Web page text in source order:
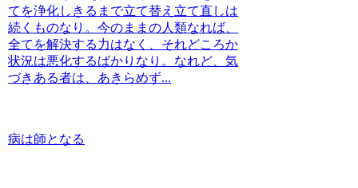
てを浄化しきるまで立て替え立て直しは
続くものなり。今のままの人類なれば、
全てを解決する力はなく、それどころか
状況は悪化するばかりなり。なれど、気
づきある者は、あきらめず...
病は師となる